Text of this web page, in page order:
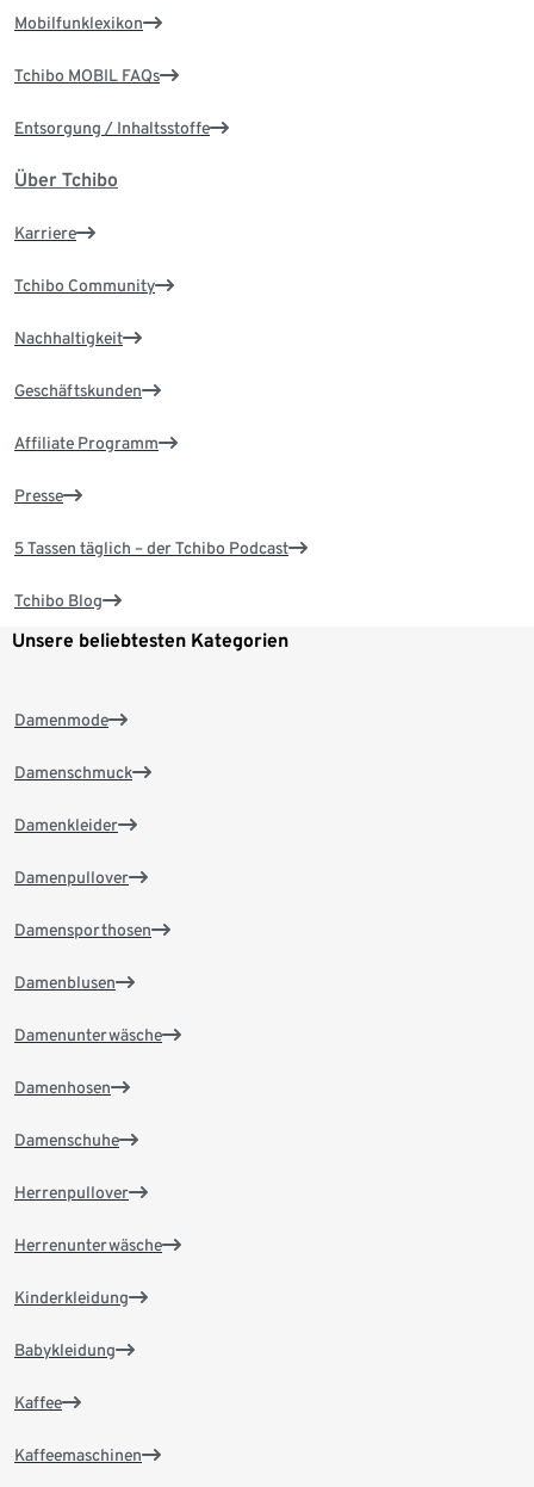
Mobilfunklexikon
Tchibo MOBIL FAQs
Entsorgung / Inhaltsstoffe
Über Tchibo
Karriere
Tchibo Community
Nachhaltigkeit
Geschäftskunden
Affiliate Programm
Presse
5 Tassen täglich – der Tchibo Podcast
Tchibo Blog
Unsere beliebtesten Kategorien
Damenmode
Damenschmuck
Damenkleider
Damenpullover
Damensporthosen
Damenblusen
Damenunterwäsche
Damenhosen
Damenschuhe
Herrenpullover
Herrenunterwäsche
Kinderkleidung
Babykleidung
Kaffee
Kaffeemaschinen